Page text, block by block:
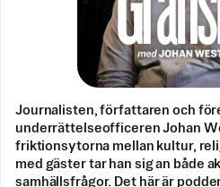
Journalisten, författaren och
underrättelseofficeren Johan
friktionsytorna mellan kultur,
med gäster tar han sig an både
samhällsfrågor. Det här är